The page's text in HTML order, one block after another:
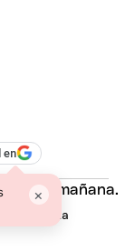
en
×
para la